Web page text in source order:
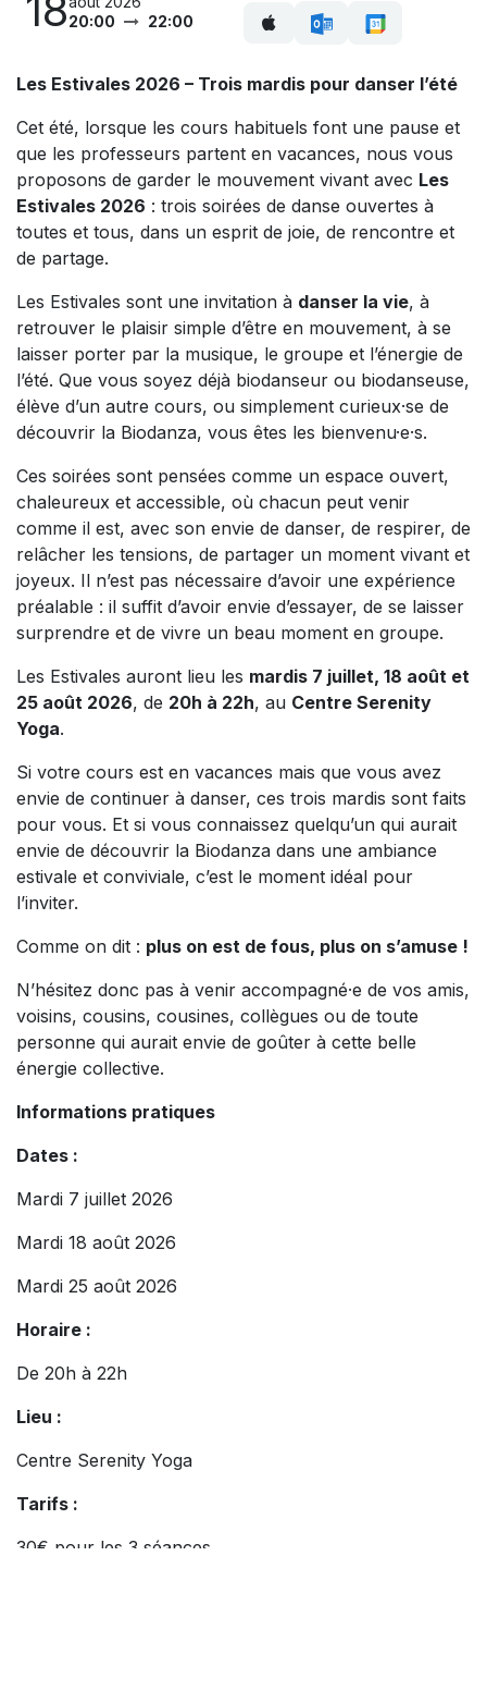
1820:00
22:00
Les Estivales 2026 – Trois mardis pour danser l’été
Cet été, lorsque les cours habituels font une pause et
que les professeurs partent en vacances, nous vous
proposons de garder le mouvement vivant avec Les
Estivales 2026 : trois soirées de danse ouvertes à
toutes et tous, dans un esprit de joie, de rencontre et
de partage.
Les Estivales sont une invitation à danser la vie, à
retrouver le plaisir simple d’être en mouvement, à se
laisser porter par la musique, le groupe et l’énergie de
l’été. Que vous soyez déjà biodanseur ou biodanseuse,
élève d’un autre cours, ou simplement curieux·se de
découvrir la Biodanza, vous êtes les bienvenu·e·s.
Ces soirées sont pensées comme un espace ouvert,
chaleureux et accessible, où chacun peut venir
comme il est, avec son envie de danser, de respirer, de
relâcher les tensions, de partager un moment vivant et
joyeux. Il n’est pas nécessaire d’avoir une expérience
préalable : il suffit d’avoir envie d’essayer, de se laisser
surprendre et de vivre un beau moment en groupe.
Les Estivales auront lieu les mardis 7 juillet, 18 août et
25 août 2026, de 20h à 22h, au Centre Serenity
Yoga.
Si votre cours est en vacances mais que vous avez
envie de continuer à danser, ces trois mardis sont faits
pour vous. Et si vous connaissez quelqu’un qui aurait
envie de découvrir la Biodanza dans une ambiance
estivale et conviviale, c’est le moment idéal pour
l’inviter.
Comme on dit : plus on est de fous, plus on s’amuse !
N’hésitez donc pas à venir accompagné·e de vos amis,
voisins, cousins, cousines, collègues ou de toute
personne qui aurait envie de goûter à cette belle
énergie collective.
Informations pratiques
Dates :
Mardi 7 juillet 2026
Mardi 18 août 2026
Mardi 25 août 2026
Horaire :
De 20h à 22h
Lieu :
Centre Serenity Yoga
Tarifs :
30€ pour les 3 séances